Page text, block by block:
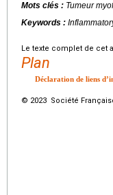
Mots clés : Tumeur
Keywords :
Le texte complet de cet
Plan
Déclaration de liens
© 2023 Société